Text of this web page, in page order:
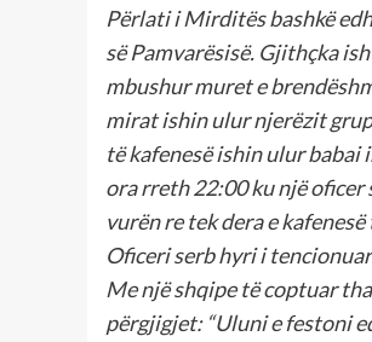
Përlati i Mirditës bashkë
së Pamvarësisë. Gjithçka
mbushur muret e
mirat ishin ulur njerëzit
të kafenesë ishin ulur babai
ora rreth 22:00 ku një
vurën re tek dera e
Oficeri serb hyri i
Me një shqipe të coptuar
përgjigjet: “Uluni e festoni